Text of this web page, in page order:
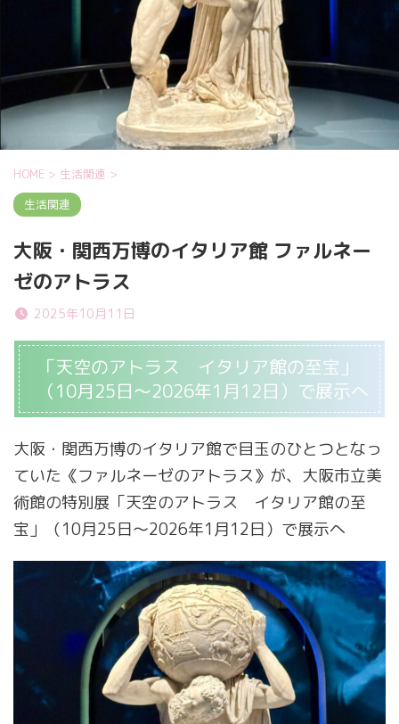
HOME > 生活関連 >
生活関連
大阪・関西万博のイタリア館 ファルネー
ゼのアトラス
2025年10月11日
「天空のアトラス イタリア館の至宝」
（10月25日〜2026年1月12日）で展示へ
大阪・関西万博のイタリア館で目玉のひとつとなっ
ていた《ファルネーゼのアトラス》が、大阪市立美
術館の特別展「天空のアトラス イタリア館の至
宝」（10月25日〜2026年1月12日）で展示へ